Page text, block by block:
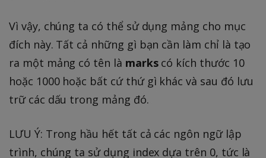
Vì vậy, chúng ta có thể sử dụng mảng cho mục
đích này. Tất cả những gì bạn cần làm chỉ là tạo
ra một mảng có tên là markscó kích thước 10
hoặc 1000 hoặc bất cứ thứ gì khác và sau đó lưu
trữ các dấu trong mảng đó.
LƯU Ý: Trong hầu hết tất cả các ngôn ngữ lập
trình, chúng ta sử dụng index dựa trên 0, tức là